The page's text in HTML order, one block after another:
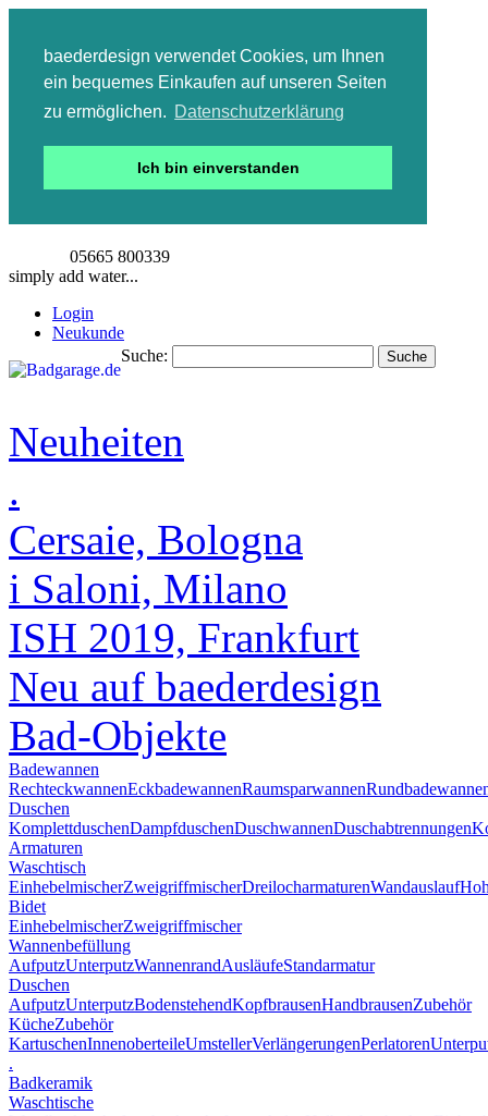
baederdesign verwendet Cookies, um Ihnen
ein bequemes Einkaufen auf unseren Seiten
zu ermöglichen. Datenschutzerklärung
Ich bin einverstanden
05665 800339
simply add water...
Login
Neukunde
Suche:
Suche
Neuheiten
.
Cersaie, Bologna
i Saloni, Milano
ISH 2019, Frankfurt
Neu auf baederdesign
Bad-Objekte
Badewannen
RechteckwannenEckbadewannenRaumsparwannen
Duschen
KomplettduschenDampfduschenDuschwannenDuschabtrennungen
Armaturen
Waschtisch
EinhebelmischerZweigriffmischerDreilocharmaturenWandauslauf
Bidet
EinhebelmischerZweigriffmischer
Wannenbefüllung
AufputzUnterputzWannenrandAusläufeStandarmatur
Duschen
AufputzUnterputzBodenstehendKopfbrausenHandbrausenZubehör
KücheZubehör
KartuschenInnenoberteileUmstellerVerlängerungenPerlatoren
.
Badkeramik
Waschtische